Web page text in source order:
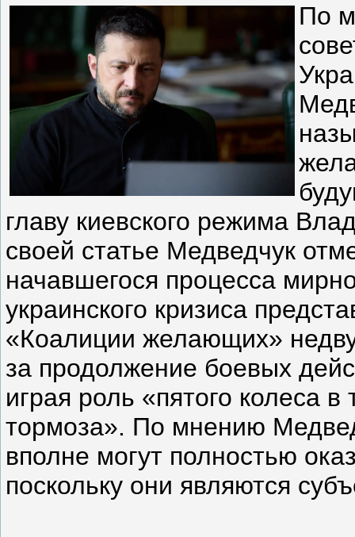
По
главу киевского режима
своей статье Медведчук
начавшегося процесса
украинского кризиса
«Коалиции желающих»
за продолжение боевых
играя роль «пятого колеса в
тормоза». По мнению
вполне могут полностью
поскольку они являются